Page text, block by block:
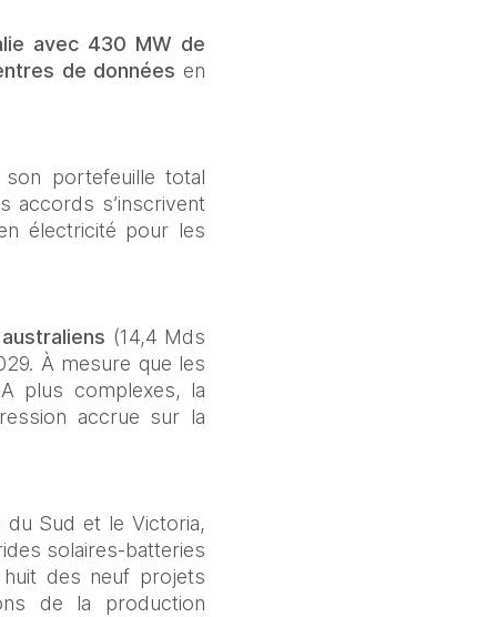
avec 430 MW de
de données en
son portefeuille total
accords s’inscrivent
électricité pour les
(14,4 Mds
À mesure que les
plus complexes, la
accrue sur la
du Sud et le Victoria,
solaires-batteries
huit des neuf projets
de la production